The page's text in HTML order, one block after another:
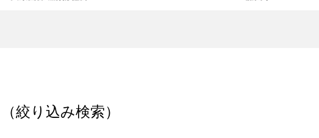
（絞り込み検索）